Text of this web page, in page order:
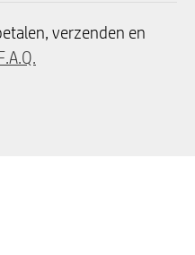
verzenden en